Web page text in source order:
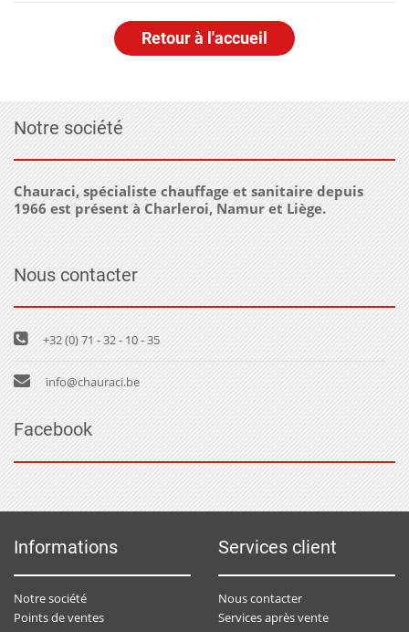
Retour à l'accueil
Notre société
Chauraci, spécialiste chauffage et sanitaire depuis
1966 est présent à Charleroi, Namur et Liège.
Nous contacter
+32 (0) 71 - 32 - 10 - 35
info@chauraci.be
Facebook
Informations
Notre société
Points de ventes
Services client
Nous contacter
Services après vente